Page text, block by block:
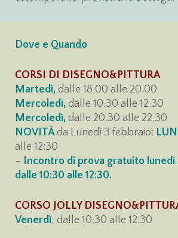
Dove e Quando
CORSI DI DISEGNO&PITTURA
Martedì, dalle 18.00 alle 20.00
Mercoledì, dalle 10.30 alle 12.30
Mercoledì, dalle 20.30 alle 22.30
NOVITÀda Lunedì 3 febbraio:
alle 12:30
– Incontro di prova gratuito lunedì
dalle 10:30 alle 12:30.
CORSO JOLLY
Venerdì, dalle 10.30 alle 12.30